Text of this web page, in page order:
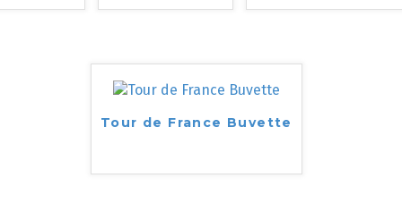
Tour de France Buvette